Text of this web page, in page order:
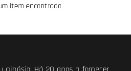
item encontrado